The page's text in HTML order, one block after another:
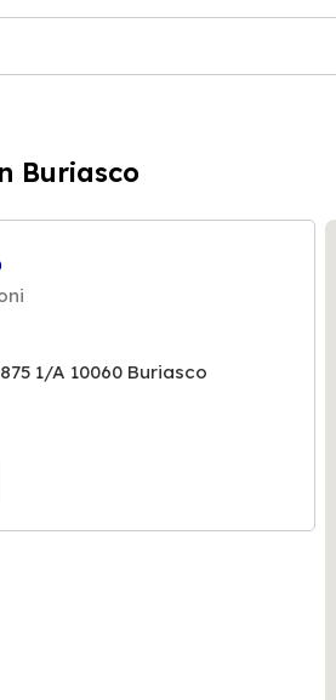
Buriasco
1/A 10060 Buriasco